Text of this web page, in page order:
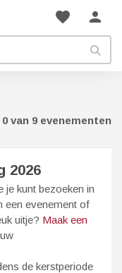
favorite person
0 van 9 evenementen
2026
je kunt bezoeken in
een evenement of
uitje? Maak een
de kerstperiode